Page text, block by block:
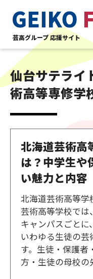
芸高グループ 応援サイト
仙台サテライ
術高等専修学
北海道芸術高
は？中学生や
い魅力と内容
北海道芸術高等学
芸術高等学校では
キャンパスごとに
いわゆる生徒の
す。生徒・保護者
方・生徒の母校の